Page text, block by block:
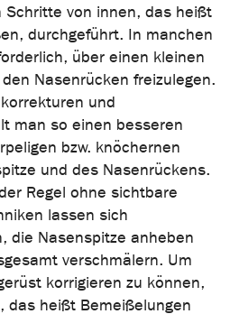
Schritte von innen, das heißt
durchgeführt. In manchen
über einen kleinen
Nasenrücken freizulegen.
und
man so einen besseren
bzw. knöchernen
und des Nasenrückens.
Regel ohne sichtbare
lassen sich
die Nasenspitze anheben
verschmälern. Um
korrigieren zu können,
das heißt Bemeißelungen